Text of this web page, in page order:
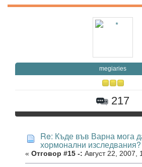
megiaries
217
Re: Къде във Варна мога
хормонални изследвания?
« Отговор #15 -: Август 22, 2007,